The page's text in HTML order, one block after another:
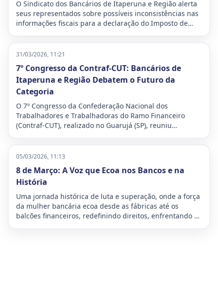
O Sindicato dos Bancários de Itaperuna e Região alerta
seus representados sobre possíveis inconsistências nas
informações fiscais para a declaração do Imposto de
redobrada para evitar problemas com a Receita Federal,
especialmente a temida malha fina.
31/03/2026, 11:21
7º Congresso da Contraf-CUT: Bancários de
Itaperuna e Região Debatem o Futuro da
Categoria
O 7º Congresso da Confederação Nacional dos
Trabalhadores e Trabalhadoras do Ramo Financeiro
(Contraf-CUT), realizado no Guarujá (SP), reuniu
desafios e traçar os planos de luta para o futuro da
categoria bancária. O evento, que ocorreu entre os dias
defender e avançar: o futuro é nosso!”
05/03/2026, 11:13
8 de Março: A Voz que Ecoa nos Bancos e na
História
Uma jornada histórica de luta e superação, onde a força
da mulher bancária ecoa desde as fábricas até os
balcões financeiros, redefinindo direitos, enfrentando a